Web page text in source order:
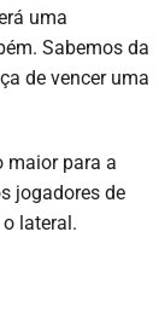
uma
Sabemos da
de vencer uma
maior para a
jogadores de
lateral.